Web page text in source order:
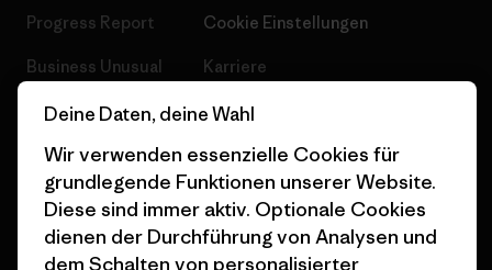
Progress Report
Business Unusual
Klimaziele
1% For The Planet
Wie wir finanzieren
Geschenkgutscheine
Cookie Einstellungen
Karriere
Pressekontakt
Industry program
Affiliate-Programm
Patagonia Schweiz
Deine Daten, deine Wahl
Wir verwenden essenzielle Cookies für
grundlegende Funktionen unserer Website.
Diese sind immer aktiv. Optionale Cookies
dienen der Durchführung von Analysen und
dem Schalten von personalisierter